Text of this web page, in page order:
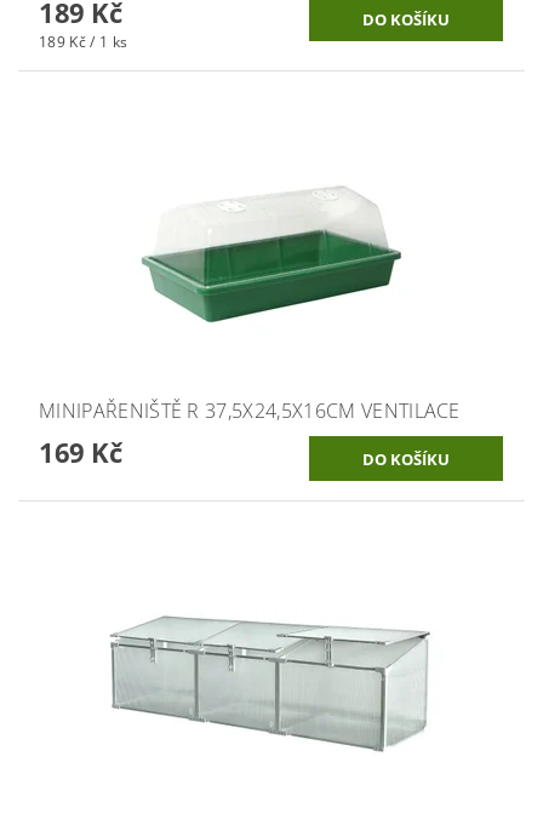
189 Kč
189 Kč / 1 ks
MINIPAŘENIŠTĚ R 37,5X24,5X16CM VENTILACE
169 Kč